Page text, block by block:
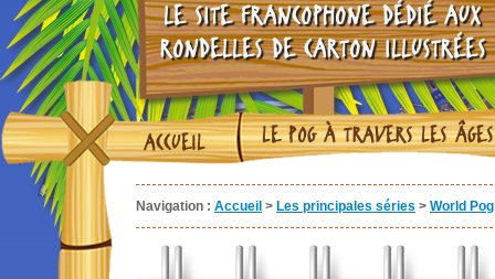
LE SITE FRANCOPHONE DÉDIÉ AUX
RONDELLES DE CARTON ILLUSTRÉES
ACCUEIL LE POG À TRAVERS LES ÂGES
Navigation : Accueil > Les principales séries > World